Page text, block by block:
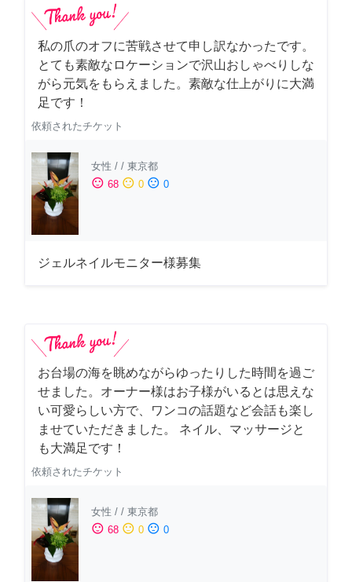
私の爪のオフに苦戦させて申し訳なかったです。
とても素敵なロケーションで沢山おしゃべりしな
がら元気をもらえました。素敵な仕上がりに大満
足です！
依頼されたチケット
女性 / / 東京都
sentiment_satisfied 68 sentiment_neutral 0 sentiment_dissatisfied 0
ジェルネイルモニター様募集
お台場の海を眺めながらゆったりした時間を過ご
せました。オーナー様はお子様がいるとは思えな
い可愛らしい方で、ワンコの話題など会話も楽し
ませていただきました。 ネイル、マッサージと
も大満足です！
依頼されたチケット
女性 / / 東京都
sentiment_satisfied 68 sentiment_neutral 0 sentiment_dissatisfied 0